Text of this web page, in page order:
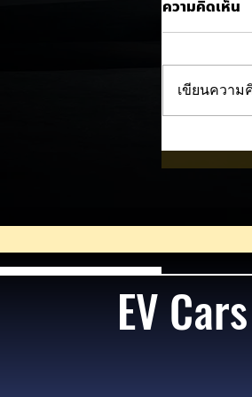
Nissan
ความคิดเห็น
เขียนควา
EV